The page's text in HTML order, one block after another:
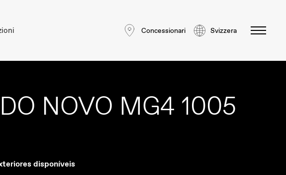
Concessionari Svizzera
NOVO MG4 1005
disponíveis